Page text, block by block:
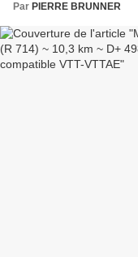
Par PIERRE BRUNNER